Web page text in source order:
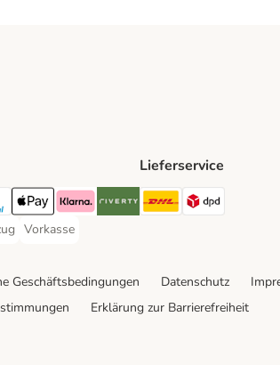
Method
Payment Method
Apple Pay Payment Method
Klarna Payment Method
Riverty Payment Method
Payment Method
Vorkasse
Vorkasse Payment Method
Lieferservice
DHL Shipping
Geschäftsbedingungen Datenschutz
Erklärung zur Barrierefreiheit